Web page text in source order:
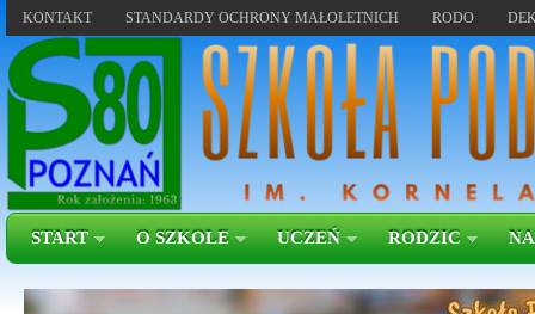
KONTAKT STANDARDY OCHRONY MAŁOLETNICH RODO
START O SZKOLE UCZEŃ RODZIC